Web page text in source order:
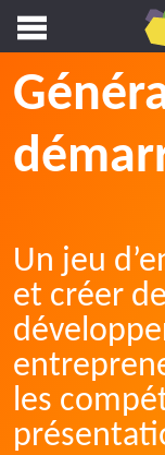
Un jeu
et créer
les